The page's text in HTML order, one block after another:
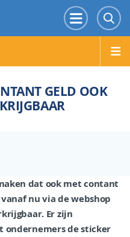
Menu
GELD OOK
dat ook met contant
nu via de webshop
Er zijn
ondernemers de sticker